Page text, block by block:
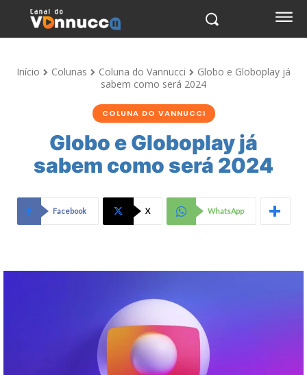
Início Colunas Coluna do Vannucci
Globo e Globoplay já
sabem como será 2024
COLUNA DO VANNUCCI
Globo e Globoplay já
sabem como será 2024
Facebook X WhatsApp